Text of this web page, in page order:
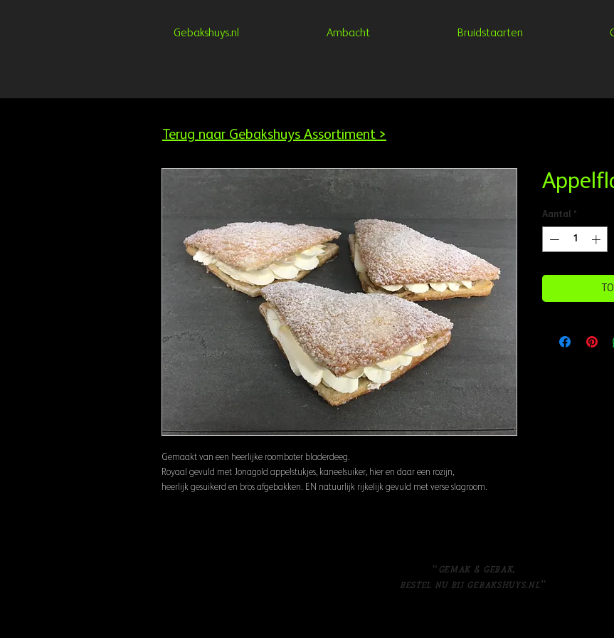
Gebakshuys.nl Ambacht Bruidstaarten
Terug naar Gebakshuys Assortiment >
Gemaakt van een heerlijke roomboter bladerdeeg.
Royaal gevuld met Jonagold appelstukjes, kaneelsuiker, hier en daar een rozijn,
heerlijk gesuikerd en bros afgebakken. EN natuurlijk rijkelijk gevuld met verse slagroom.
Aantal *
“Gemak & gebak,
bestel nu bij Gebakshuys.nl”